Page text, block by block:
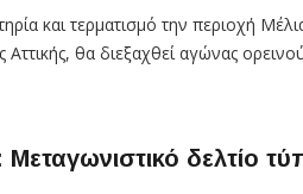
και τερματισμό την περιοχή
θα διεξαχθεί αγώνας
δελτίο